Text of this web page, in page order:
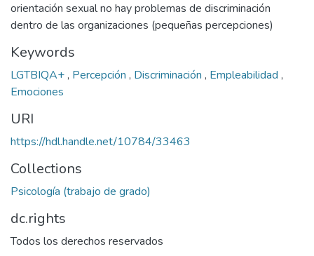
orientación sexual no hay problemas de discriminación
dentro de las organizaciones (pequeñas percepciones)
Keywords
LGTBIQA+, Percepción , Discriminación , Empleabilidad ,
Emociones
URI
https://hdl.handle.net/10784/33463
Collections
Psicología (trabajo de grado)
dc.rights
Todos los derechos reservados